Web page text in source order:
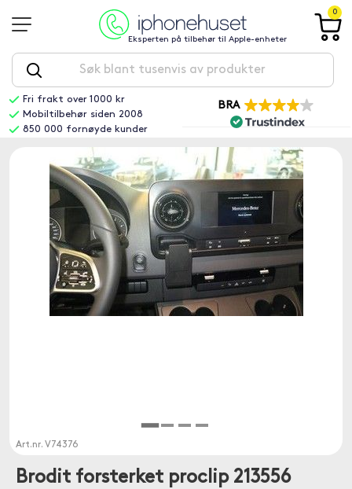
Eksperten på tilbehør til Apple-enheter
0
Fri frakt over 1000 kr
Mobiltilbehør siden 2008
850 000 fornøyde kunder
BRA
Art.nr. V74376
Brodit forsterket proclip 213556